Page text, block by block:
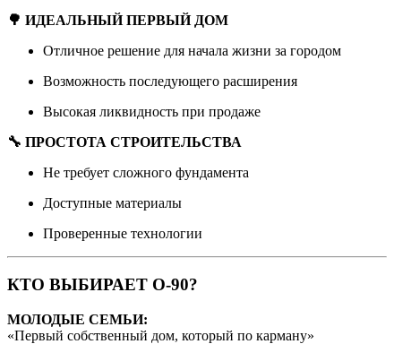
🌳 ИДЕАЛЬНЫЙ ПЕРВЫЙ ДОМ
Отличное решение для начала жизни за городом
Возможность последующего расширения
Высокая ликвидность при продаже
🔧 ПРОСТОТА СТРОИТЕЛЬСТВА
Не требует сложного фундамента
Доступные материалы
Проверенные технологии
КТО ВЫБИРАЕТ О-90?
МОЛОДЫЕ СЕМЬИ:
«Первый собственный дом, который по карману»